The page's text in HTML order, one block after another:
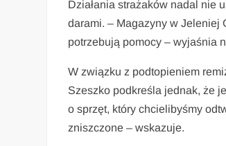
Działania strażaków nadal nie
darami. – Magazyny w Jeleniej
potrzebują pomocy – wyjaśnia
W związku z podtopieniem
Szeszko podkreśla jednak, że
o sprzęt, który chcielibyśmy
zniszczone – wskazuje.